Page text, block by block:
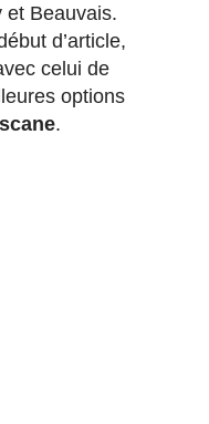
et Beauvais.
d’article,
celui de
options
.